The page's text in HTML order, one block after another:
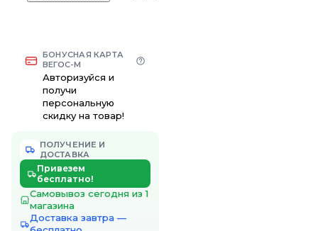
БОНУСНАЯ КАРТА
ВЕГОС-М
Авторизуйся и
получи
персональную
скидку на товар!
ПОЛУЧЕНИЕ И
ДОСТАВКА
Привезем
бесплатно!
Самовывоз сегодня из 1
магазина
Доставка завтра —